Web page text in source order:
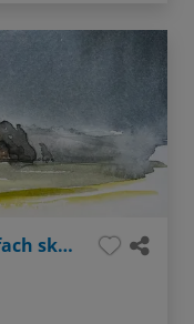
Landschaften unterwegs einfach skizzieren